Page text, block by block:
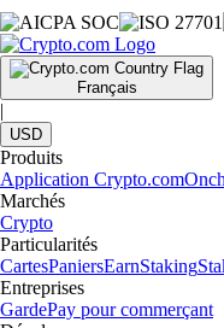
Français
|
USD
Produits
Application Crypto.com
Marchés
Crypto
Particularités
CartesPaniersEarnStaking
Entreprises
GardePay pour commerçant